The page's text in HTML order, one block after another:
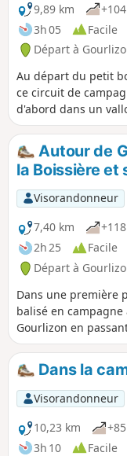
9,89 km
3h 05
Facile
Départ à
Au départ du petit
ce circuit de
d'abord dans un
ruisseau puis
seconde partie
routes reliant
où l'on profite d'un
Point de vue sur la
Autour de
la Boissière et
Visorandonneur
7,40 km
2h 25
Facile
Départ à
Dans une première
balisé en
Gourlizon en
prairies et l'église
Cornély. En
dans la vallée du
naissance à la rivière
découvrir la
La Boisisère ainsi
Retour par une
Dans la
Visorandonneur
10,23 km
3h 10
Facile